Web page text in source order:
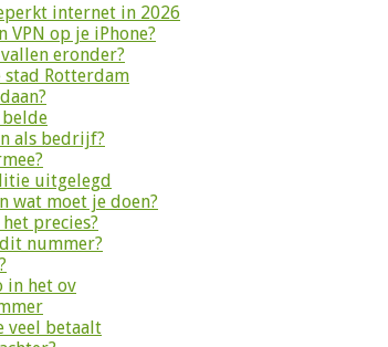
internet in 2026
op je iPhone?
eronder?
stad Rotterdam
als bedrijf?
uitgelegd
wat moet je doen?
precies?
nummer?
in het ov
veel betaalt